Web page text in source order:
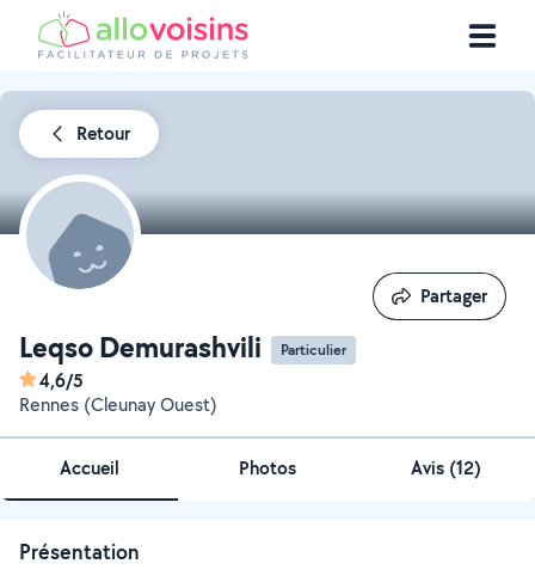
Retour
Leqso Demurashvili Particulier
4,6/5
Rennes (Cleunay Ouest)
Partager
Partager
Accueil Photos Avis (12)
Présentation